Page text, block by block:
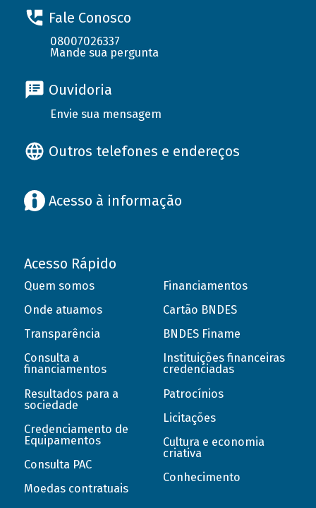
Fale Conosco
08007026337
Mande sua pergunta
Ouvidoria
Envie sua mensagem
Outros telefones e endereços
Acesso à informação
Acesso Rápido
Quem somos
Onde atuamos
Transparência
Consulta a
financiamentos
Resultados para a
sociedade
Credenciamento de
Equipamentos
Consulta PAC
Moedas contratuais
Financiamentos
Cartão BNDES
BNDES Finame
Instituições financeiras
credenciadas
Patrocínios
Licitações
Cultura e economia
criativa
Conhecimento